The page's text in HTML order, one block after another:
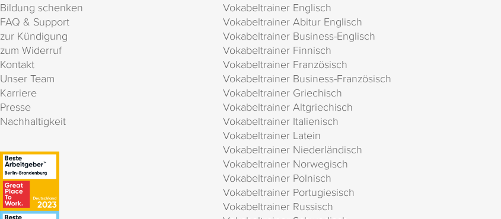
Bildung schenken
FAQ & Support
zur Kündigung
zum Widerruf
Kontakt
Unser Team
Karriere
Presse
Nachhaltigkeit
Vokabeltrainer Englisch
Vokabeltrainer Abitur Englisch
Vokabeltrainer Business-Englisch
Vokabeltrainer Finnisch
Vokabeltrainer Französisch
Vokabeltrainer Business-Französisch
Vokabeltrainer Griechisch
Vokabeltrainer Altgriechisch
Vokabeltrainer Italienisch
Vokabeltrainer Latein
Vokabeltrainer Niederländisch
Vokabeltrainer Norwegisch
Vokabeltrainer Polnisch
Vokabeltrainer Portugiesisch
Vokabeltrainer Russisch